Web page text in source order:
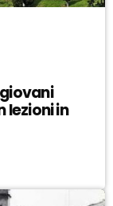
lezioni in